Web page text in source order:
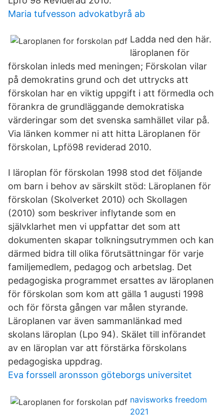
Maria tufvesson advokatbyrå ab
Ladda ned den här.
läroplanen för
förskolan inleds med meningen; Förskolan vilar
på demokratins grund och det uttrycks att
förskolan har en viktig uppgift i att förmedla och
förankra de grundläggande demokratiska
värderingar som det svenska samhället vilar på.
Via länken kommer ni att hitta Läroplanen för
förskolan, Lpfö98 reviderad 2010.
I läroplan för förskolan 1998 stod det följande
om barn i behov av särskilt stöd: Läroplanen för
förskolan (Skolverket 2010) och Skollagen
(2010) som beskriver inflytande som en
självklarhet men vi uppfattar det som att
dokumenten skapar tolkningsutrymmen och kan
därmed bidra till olika förutsättningar för varje
familjemedlem, pedagog och arbetslag. Det
pedagogiska programmet ersattes av läroplanen
för förskolan som kom att gälla 1 augusti 1998
och för första gången var målen styrande.
Läroplanen var även sammanlänkad med
skolans läroplan (Lpo 94). Skälet till införandet
av en läroplan var att förstärka förskolans
pedagogiska uppdrag.
Eva forssell aronsson göteborgs universitet
navisworks freedom
2021